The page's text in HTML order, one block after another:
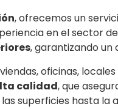
, ofrecemos un
en el sector
, garantizando
oficinas,
calidad, que
superficies hasta la